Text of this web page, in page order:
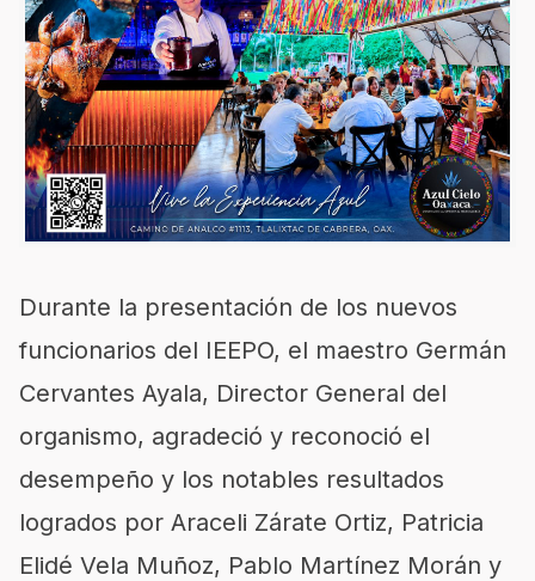
Durante la presentación de los nuevos
funcionarios del IEEPO, el maestro Germán
Cervantes Ayala, Director General del
organismo, agradeció y reconoció el
desempeño y los notables resultados
logrados por Araceli Zárate Ortiz, Patricia
Elidé Vela Muñoz, Pablo Martínez Morán y